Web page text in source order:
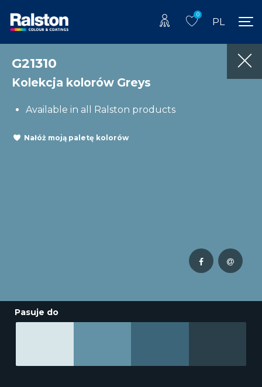
0
PL
G21310
Kolekcja kolorów Greys
Available in all Ralston products
Nałóż moją paletę kolorów
Pasuje do